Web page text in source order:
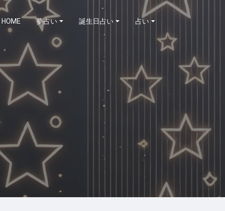
HOME 夢占い 誕生日占い 占い